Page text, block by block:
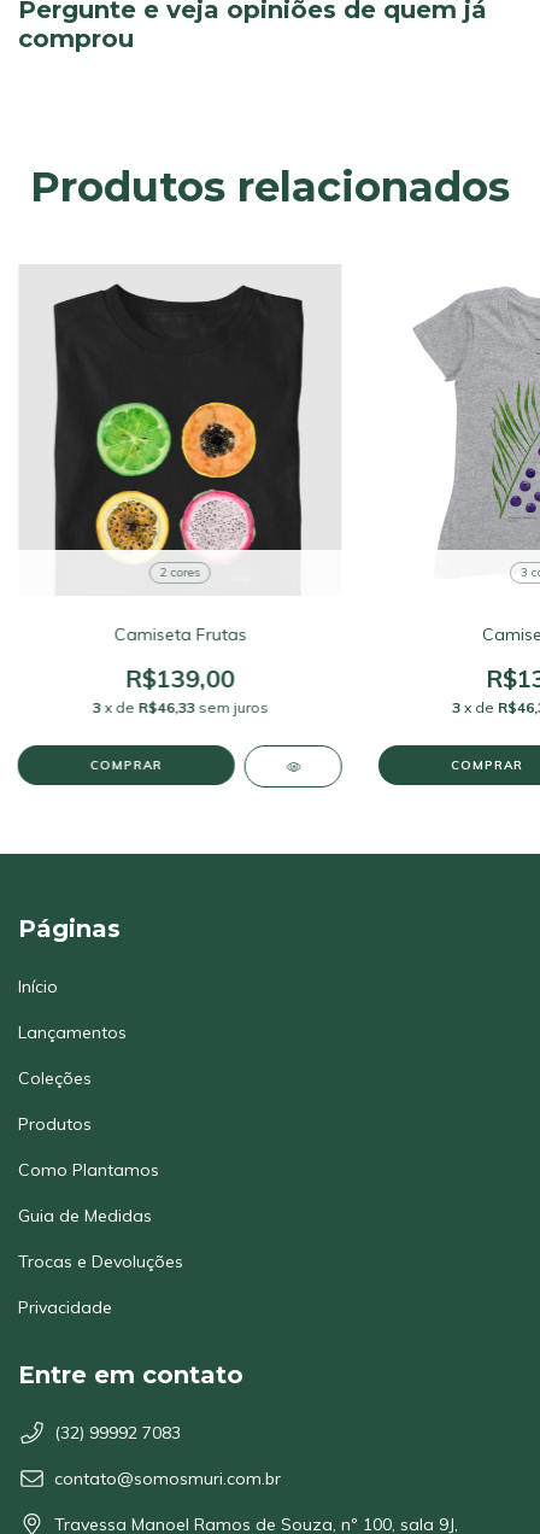
Pergunte e veja opiniões de quem já
comprou
Produtos relacionados
2 cores
Camiseta Frutas
R$139,00
3 x de R$46,33 sem juros
COMPRAR
3
3 x de
COMPRAR
Páginas
Início
Lançamentos
Coleções
Produtos
Como Plantamos
Guia de Medidas
Trocas e Devoluções
Privacidade
Entre em contato
(32) 99992 7083
contato@somosmuri.com.br
Travessa Manoel Ramos de Souza, nº 100, sala 9J,